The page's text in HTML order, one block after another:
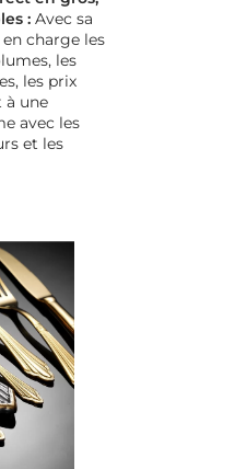
: Avec sa
charge les
les
les prix
à une
avec les
et les